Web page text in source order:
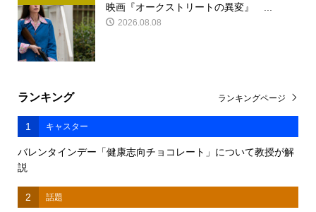
映画『オークストリートの異変』 ...
2026.08.08
ランキング
1 キャスター
バレンタインデー「健康志向チョコレート」について教授が解
説
2 話題
ランキングページ